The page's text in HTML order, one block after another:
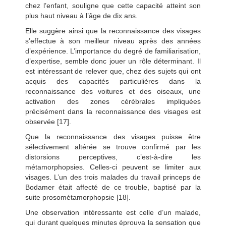
chez l’enfant, souligne que cette capacité atteint son
plus haut niveau à l’âge de dix ans.
Elle suggère ainsi que la reconnaissance des visages
s’effectue à son meilleur niveau après des années
d’expérience. L’importance du degré de familiarisation,
d’expertise, semble donc jouer un rôle déterminant. Il
est intéressant de relever que, chez des sujets qui ont
acquis des capacités particulières dans la
reconnaissance des voitures et des oiseaux, une
activation des zones cérébrales impliquées
précisément dans la reconnaissance des visages est
observée [17].
Que la reconnaissance des visages puisse être
sélectivement altérée se trouve confirmé par les
distorsions perceptives, c’est-à-dire les
métamorphopsies. Celles-ci peuvent se limiter aux
visages. L’un des trois malades du travail princeps de
Bodamer était affecté de ce trouble, baptisé par la
suite prosométamorphopsie [18].
Une observation intéressante est celle d’un malade,
qui durant quelques minutes éprouva la sensation que